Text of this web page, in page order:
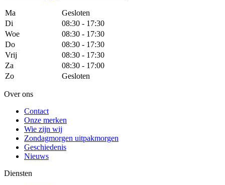
Ma
Gesloten
Di
08:30 - 17:30
Woe
08:30 - 17:30
Do
08:30 - 17:30
Vrij
08:30 - 17:30
Za
08:30 - 17:00
Zo
Gesloten
Over ons
Contact
Onze merken
Wie zijn wij
Zondagmorgen uitpakmorgen
Geschiedenis
Nieuws
Diensten